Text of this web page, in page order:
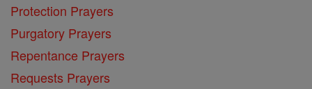
Protection Prayers
Purgatory Prayers
Repentance Prayers
Requests Prayers